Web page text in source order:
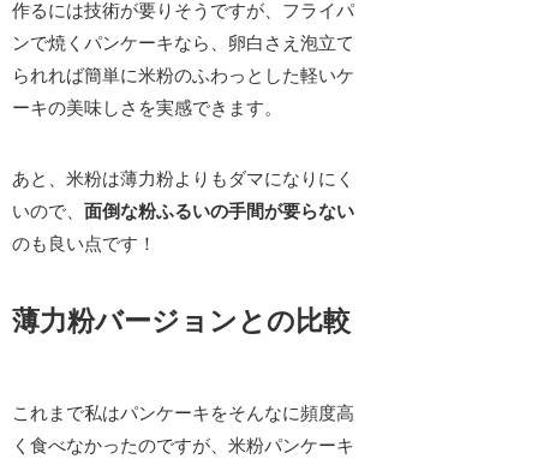
作るには技術が要りそうですが、フライパ
ンで焼くパンケーキなら、卵白さえ泡立て
られれば簡単に米粉のふわっとした軽いケ
ーキの美味しさを実感できます。
あと、米粉は薄力粉よりもダマになりにく
いので、面倒な粉ふるいの手間が要らない
のも良い点です！
薄力粉バージョンとの比較
これまで私はパンケーキをそんなに頻度高
く食べなかったのですが、米粉パンケーキ